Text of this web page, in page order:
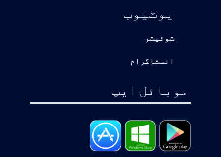
يوٽيوب
ٽوئيٽر
انسٽاگرام
موبائل ايپ